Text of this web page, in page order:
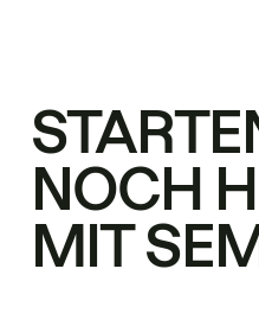
NOCH
MIT